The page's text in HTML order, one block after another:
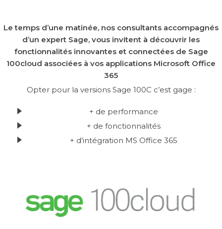
Le temps d’une matinée, nos consultants accompagnés
d’un expert Sage, vous invitent à découvrir les
fonctionnalités innovantes et connectées de Sage
100cloud associées à vos applications Microsoft Office
365
Opter pour la versions Sage 100C c’est gage :
+ de performance
+ de fonctionnalités
+ d’intégration MS Office 365